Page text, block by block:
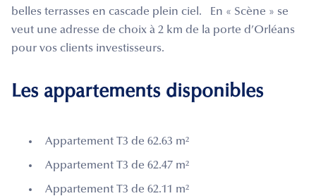
belles terrasses en cascade plein ciel. En « Scène » se
veut une adresse de choix à 2 km de la porte d’Orléans
pour vos clients investisseurs.
Les appartements disponibles
Appartement T3 de 62.63 m²
Appartement T3 de 62.47 m²
Appartement T3 de 62.11 m²